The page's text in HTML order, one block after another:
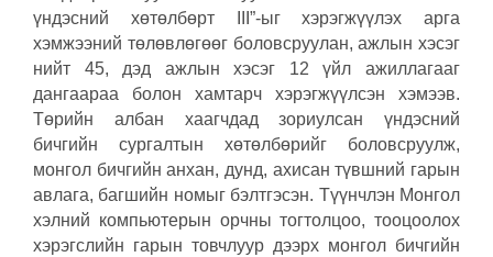
үндэсний хөтөлбөрт III”-ыг хэрэгжүүлэх арга
хэмжээний төлөвлөгөөг боловсруулан, ажлын хэсэг
нийт 45, дэд ажлын хэсэг 12 үйл ажиллагааг
дангаараа болон хамтарч хэрэгжүүлсэн хэмээв.
Төрийн албан хаагчдад зориулсан үндэсний
бичгийн сургалтын хөтөлбөрийг боловсруулж,
монгол бичгийн анхан, дунд, ахисан түвшний гарын
авлага, багшийн номыг бэлтгэсэн. Түүнчлэн Монгол
хэлний компьютерын орчны тогтолцоо, тооцоолох
хэрэгслийн гарын товчлуур дээрх монгол бичгийн